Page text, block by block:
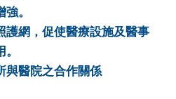
。
護網，促使醫療設施及醫事
與醫院之合作關係